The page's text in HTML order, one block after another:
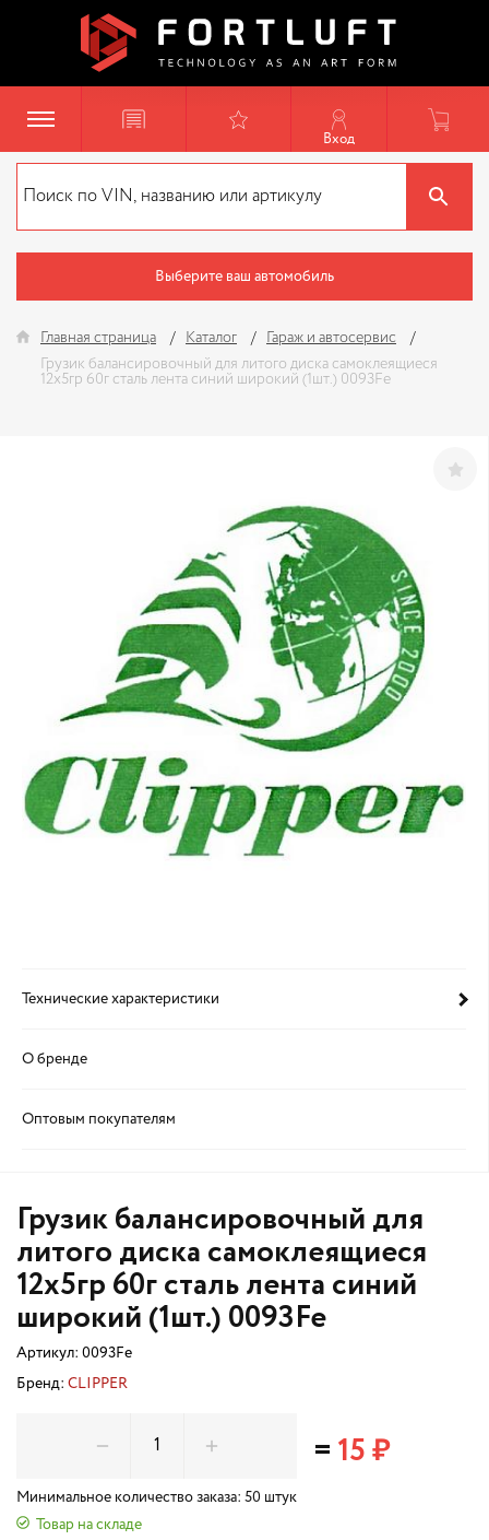
Вход
Выберите ваш автомобиль
Главная страница Каталог
Гараж и автосервис
Грузик балансировочный для литого диска самоклеящиеся
12х5гр 60г сталь лента синий широкий (1шт.) 0093Fe
Технические характеристики
О бренде
Оптовым покупателям
Грузик балансировочный для
литого диска самоклеящиеся
12х5гр 60г сталь лента синий
широкий (1шт.) 0093Fe
Артикул: 0093Fe
Бренд: CLIPPER
Минимальное количество заказа: 50 штук
Товар на складе
=15 ₽